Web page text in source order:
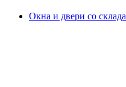
Окна и двери со склада